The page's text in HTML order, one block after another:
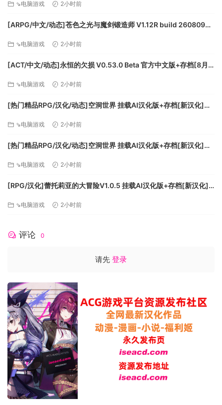
⇘电脑游戏 2小时前
[ARPG/中文/动态]苍色之光与魔剑锻造师 V1.12R build 26080901
⇘电脑游戏 2小时前
[ACT/中文/动态]永恒的欠损 V0.53.0 Beta 官方中文版+存档[8月
⇘电脑游戏 2小时前
[热门精品RPG/汉化/动态]空洞世界 挂载AI汉化版+存档[新汉化]
⇘电脑游戏 2小时前
[热门精品RPG/汉化/动态]空洞世界 挂载AI汉化版+存档[新汉化]
⇘电脑游戏 2小时前
[RPG/汉化]蕾托莉亚的大冒险V1.0.5 挂载AI汉化版+存档[新汉化]
⇘电脑游戏 2小时前
评论 0
请先 登录